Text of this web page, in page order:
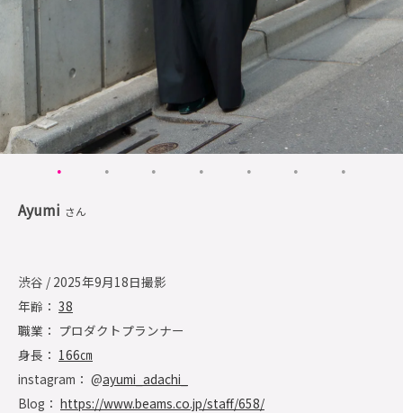
Ayumi さん
渋谷 / 2025年9月18日撮影
年齢： 38
職業： プロダクトプランナー
身長： 166㎝
instagram： @ayumi_adachi_
Blog： https://www.beams.co.jp/staff/658/